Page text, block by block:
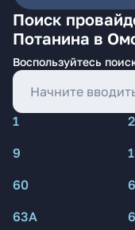
Поиск
Потанина в
Воспользуйтесь
1 2
9
60
63А